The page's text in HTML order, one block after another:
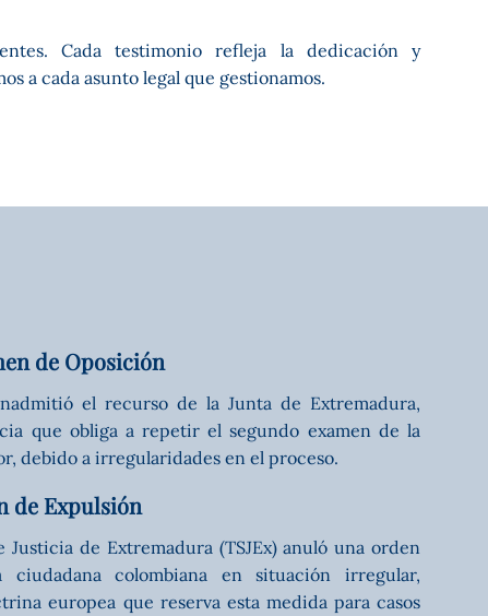
a cada asunto legal que gestionamos.
de Oposición
el recurso de la Junta de Extremadura,
que obliga a repetir el segundo examen de la
debido a irregularidades en el proceso.
de Expulsión
de Extremadura (TSJEx) anuló una orden
colombiana en situación irregular,
europea que reserva esta medida para casos